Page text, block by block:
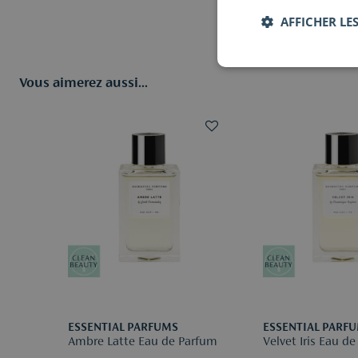
Vous aimerez aussi...
ESSENTIAL PARFUMS
Ambre Latte Eau de Parfum
ESSENTIAL
Velvet Iris Eau
AFFICHER